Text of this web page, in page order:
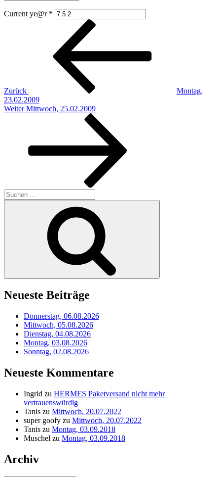
Current ye@r *
Beitragsnavigation
Zurück
Montag,
23.02.2009
Nächster
Weiter Mittwoch, 25.02.2009
Suchen
nach:
Neueste Beiträge
Donnerstag, 06.08.2026
Mittwoch, 05.08.2026
Dienstag, 04.08.2026
Montag, 03.08.2026
Sonntag, 02.08.2026
Neueste Kommentare
Ingrid zu HERMES Paketversand nicht mehr
vertrauenswürdig
Tanis zu Mittwoch, 20.07.2022
super goofy zu Mittwoch, 20.07.2022
Tanis zu Montag, 03.09.2018
Muschel zu Montag, 03.09.2018
Archiv